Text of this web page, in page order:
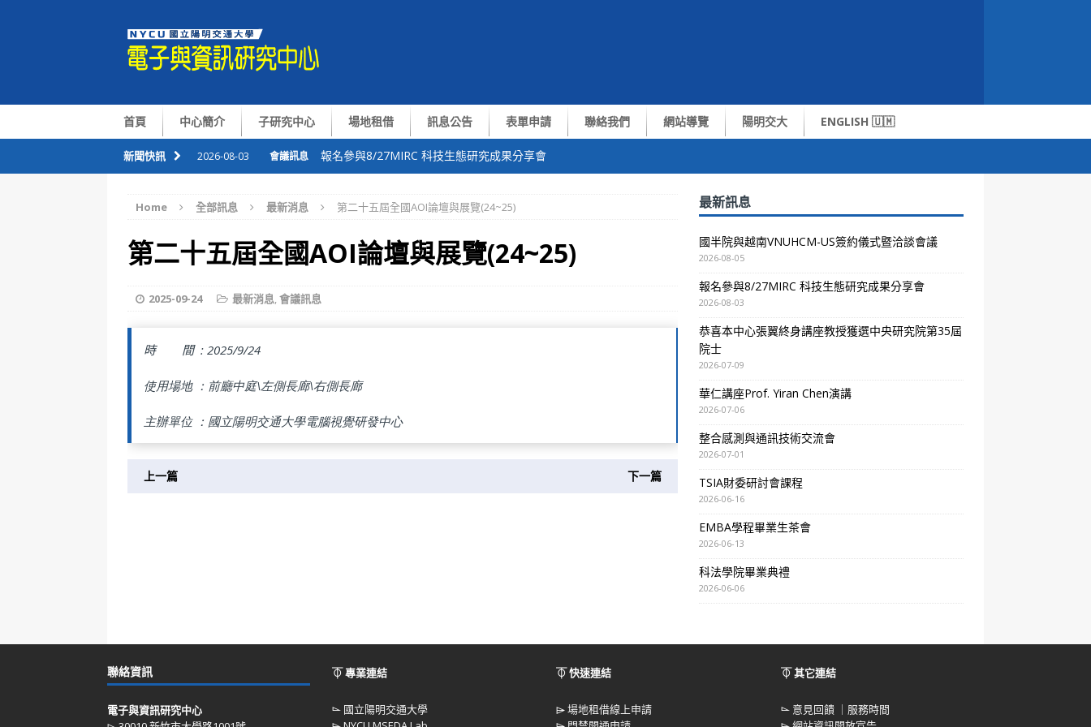
首頁 中心簡介 子研究中心 場地租借 訊息公告 表單申請 聯絡我們 網站導覽 陽明交大 ENGLISH 🇺🇲
新聞快訊 2026-08-03 會議訊息 報名參與8/27MIRC 科技生態研究成果分享會
2026-07-01 會議訊息 整合感測與通訊技術交流會
2026-08-05 會議訊息
Home 全部訊息 最新消息 第二十五屆全國AOI論壇與展覽(24~25)
第二十五屆全國AOI論壇與展覽(24~25)
2025-09-24 最新消息,會議訊息
時 間 : 2025/9/24
使用場地 ：前廳中庭\左側長廊\右側長廊
主辦單位 ：國立陽明交通大學電腦視覺研發中心
上一篇 下一篇
最新訊息
國半院與越南VNUHCM-US簽約儀式暨洽談會議
2026-08-05
報名參與8/27MIRC 科技生態研究成果分享會
2026-08-03
恭喜本中心張翼終身講座教授獲選中央研究院第35屆
院士
2026-07-09
華仁講座Prof. Yiran Chen演講
2026-07-06
整合感測與通訊技術交流會
2026-07-01
TSIA財委研討會課程
2026-06-16
EMBA學程畢業生茶會
2026-06-13
科法學院畢業典禮
2026-06-06
聯絡資訊
電子與資訊研究中心
⏁ 專業連結
⌳ 國立陽明交通大學
⏁ 快速連結
⌲場地租借線上申請
⏁ 其它連結
⌳ 意見回饋 ｜服務時間